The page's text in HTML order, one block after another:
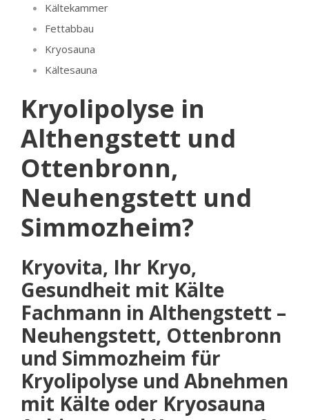
Kältekammer
Fettabbau
Kryosauna
Kältesauna
Kryolipolyse in
Althengstett und
Ottenbronn,
Neuhengstett und
Simmozheim?
Kryovita, Ihr Kryo,
Gesundheit mit Kälte
Fachmann in Althengstett –
Neuhengstett, Ottenbronn
und Simmozheim für
Kryolipolyse und Abnehmen
mit Kälte oder Kryosauna